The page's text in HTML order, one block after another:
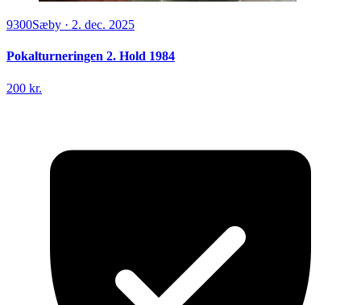
9300Sæby · 2. dec. 2025
Pokalturneringen 2. Hold 1984
200 kr.